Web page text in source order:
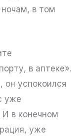
ночам, в том
в аптеке».
он успокоился
уже
И в конечном
уже